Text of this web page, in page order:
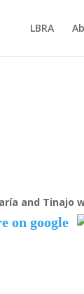
LBRA
and Tinajo